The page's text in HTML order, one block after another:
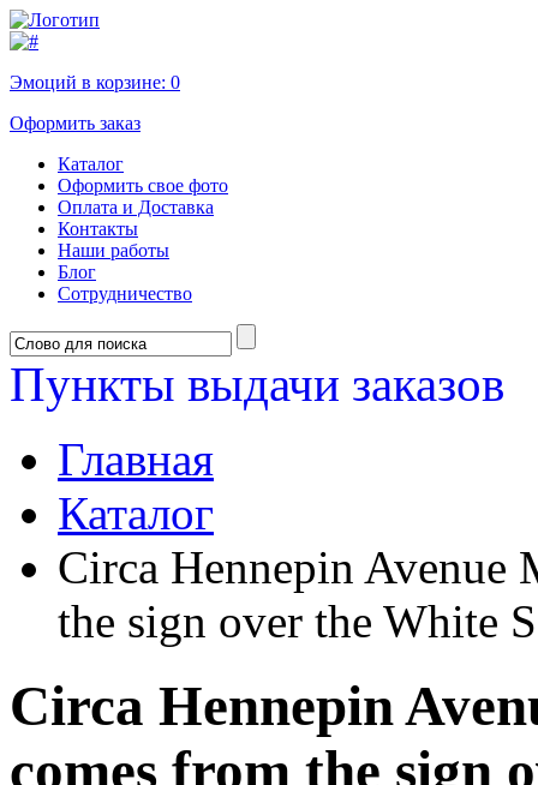
Эмоций в корзине: 0
Оформить заказ
Каталог
Оформить свое фото
Оплата и Доставка
Контакты
Наши работы
Блог
Сотрудничество
Пункты выдачи заказов
Главная
Каталог
Circa Hennepin Avenue
the sign over the White
Circa Hennepin
comes from the sign